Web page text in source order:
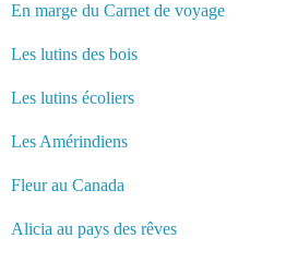
En marge du Carnet de voyage
Les lutins des bois
Les lutins écoliers
Les Amérindiens
Fleur au Canada
Alicia au pays des rêves